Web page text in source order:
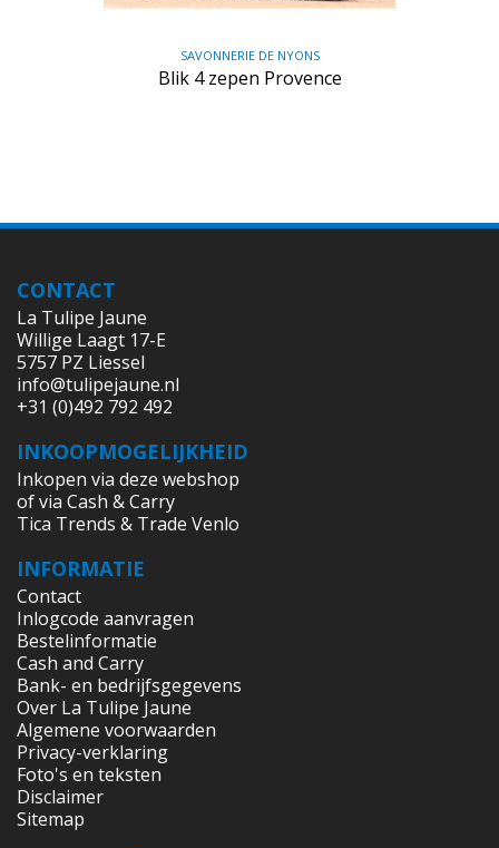
SAVONNERIE DE NYONS
Blik 4 zepen Provence
CONTACT
La Tulipe Jaune
Willige Laagt 17-E
5757 PZ Liessel
info@tulipejaune.nl
+31 (0)492 792 492
INKOOPMOGELIJKHEID
Inkopen via deze webshop
of via Cash & Carry
Tica Trends & Trade Venlo
INFORMATIE
Contact
Inlogcode aanvragen
Bestelinformatie
Cash and Carry
Bank- en bedrijfsgegevens
Over La Tulipe Jaune
Algemene voorwaarden
Privacy-verklaring
Foto's en teksten
Disclaimer
Sitemap